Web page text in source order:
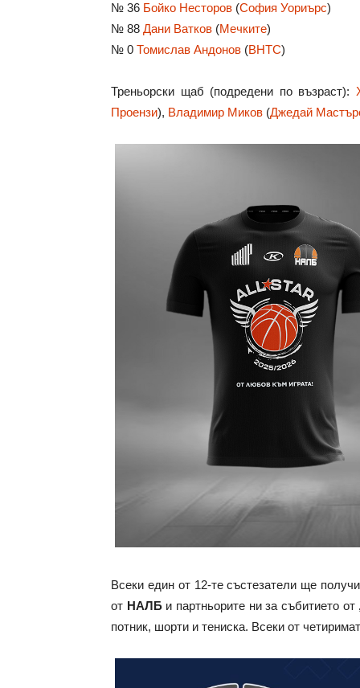
№ 36 Бойко Несторов (София Уориърс)
№ 88 Дани Ватков (Мечките)
№ 0 Томислав Андонов (ВНТС)
Треньорски щаб (подредени по възраст):
Проензи), Владимир Миков (Джедай
Всеки един от 12-те състезатели ще
от НАЛБи партньорите ни за събитието от
потник, шорти и тениска. Всеки от